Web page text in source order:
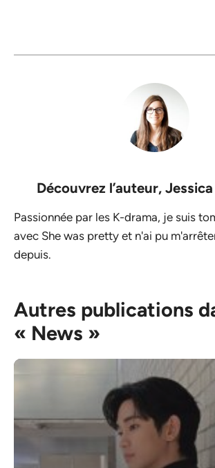
Découvrez l’auteur,
Passionnée par les K-drama, je suis
avec She was pretty et n'ai pu
depuis.
Autres publications
« News »